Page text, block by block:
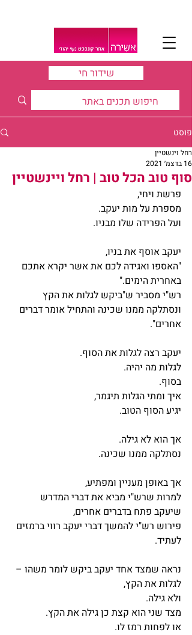
שידור חי
פוסט
סוף טוב הכל טוב | רחל ויינשטיין
רחל וינשטיין
16 בדצמ׳ 2021
פרשת ויחי,
מספרת על מות יעקב.
ועל הפרידה שלו מבניו.
יעקב אוסף את בניו,
"האספו ואגידה לכם את אשר יקרא אתכם
באחרית הימים."
רש"י מסביר ש"ביקש לגלות את הקץ
ונסתלקה ממנו שכינה והתחיל אומר דברים
אחרים".
יעקב רצה לגלות את הסוף.
לגלות מה יהיה.
בסוף.
איך ומתי הגלות תיגמר,
יגיע הסוף הטוב.
אך הוא לא גילה.
נסתלקה ממנו שכינה.
אך באופן מעניין ומפתיע,
למרות שרש"י מביא את דברי המדרש
שיעקב פתח בדברים אחרים,
פירוש רש"י להמשך דברי יעקב רווי ברמזים
לעתיד.
נראה שמצד אחד יעקב ביקש לומר משהו –
לגלות את הקץ,
ולא גילה.
מצד שני הוא קצת כן גילה את הקץ.
או לפחות רמז לו.